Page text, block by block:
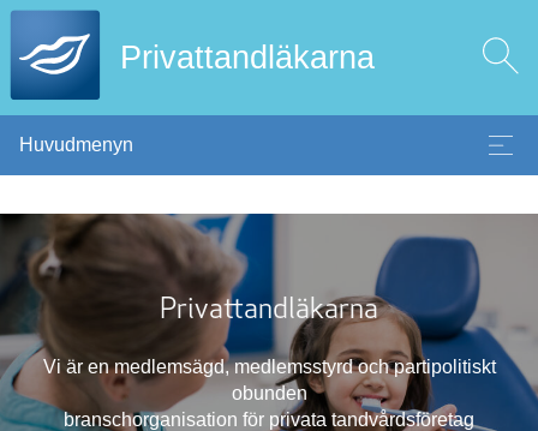
Privattandläkarna
Huvudmenyn
Privattandläkarna
Vi är en medlemsägd, medlemsstyrd och partipolitiskt
obunden
branschorganisation för privata tandvårdsföretag